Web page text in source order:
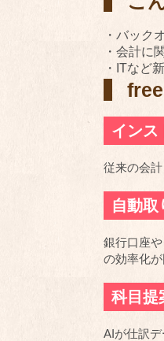
・バック
・会計に
・ITなど
インス
従来の会
自動取
銀行口座
の効率化が
科目提
AIが仕訳